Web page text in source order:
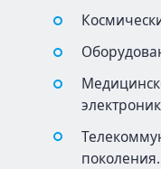
поколения.